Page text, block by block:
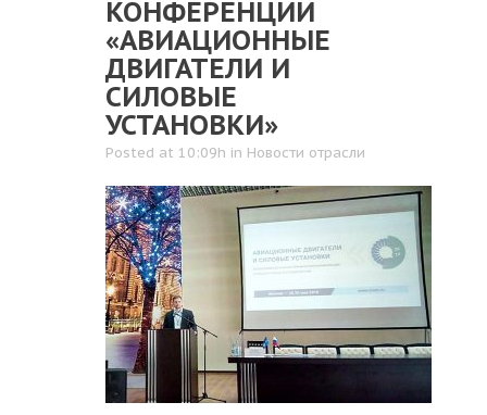
КОНФЕРЕНЦИИ
«АВИАЦИОННЫЕ
ДВИГАТЕЛИ И
СИЛОВЫЕ
УСТАНОВКИ»
Posted at 10:09h in Новости отрасли